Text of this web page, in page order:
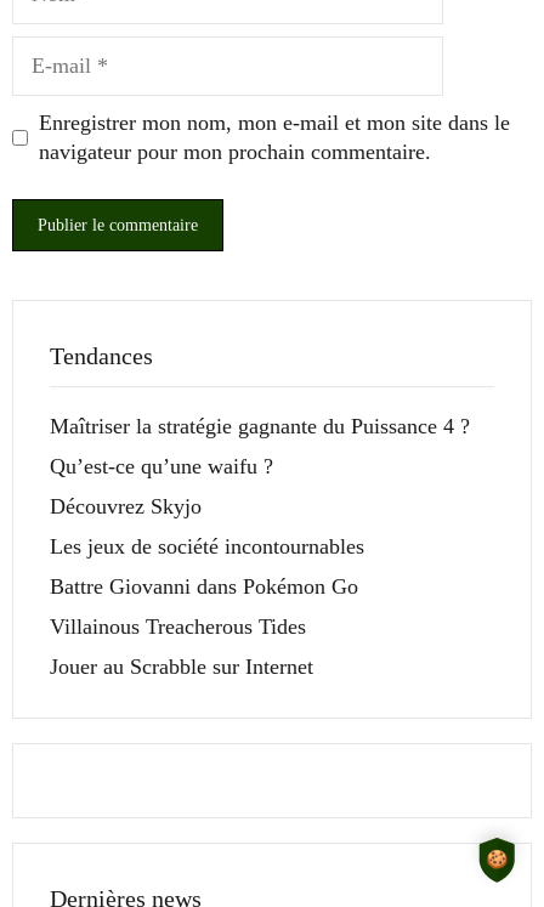
mail
Enregistrer mon nom, mon e-mail et mon site dans le
navigateur pour mon prochain commentaire.
Tendances
Maîtriser la stratégie gagnante du Puissance 4 ?
Qu’est-ce qu’une waifu ?
Découvrez Skyjo
Les jeux de société incontournables
Battre Giovanni dans Pokémon Go
Villainous Treacherous Tides
Jouer au Scrabble sur Internet
Dernières news